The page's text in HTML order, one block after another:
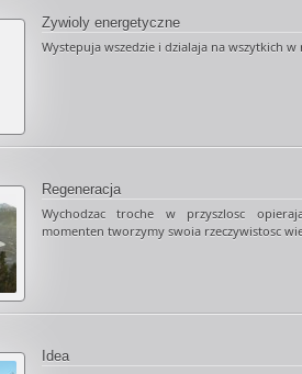
Zywioly energetyczne
Wystepuja wszedzie i dzialaja na wszytkich
Regeneracja
Wychodzac troche w przyszlosc
momenten tworzymy swoia rzeczywistosc
Idea